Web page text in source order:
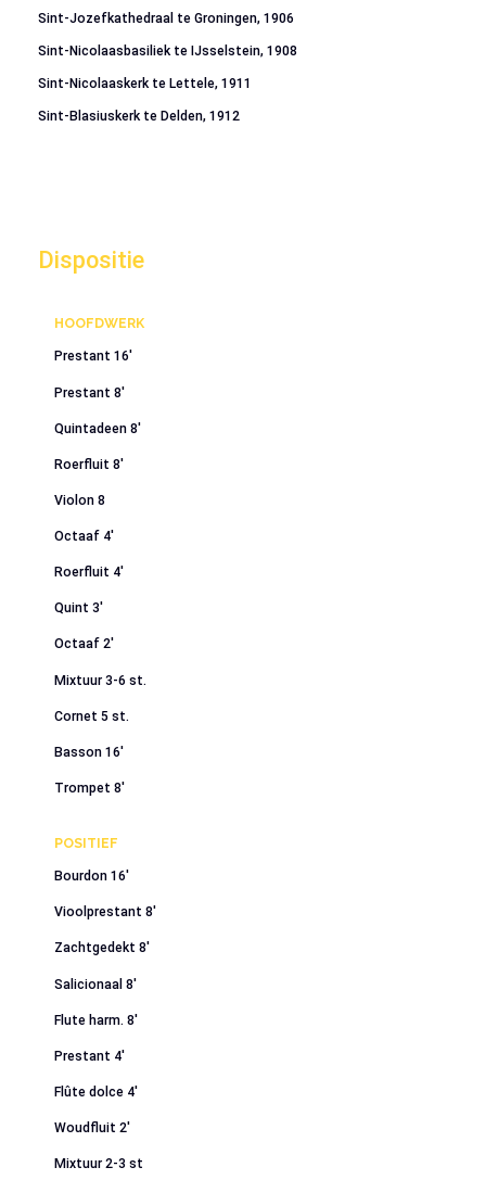
Sint-Jozefkathedraal te Groningen, 1906
Sint-Nicolaasbasiliek te IJsselstein, 1908
Sint-Nicolaaskerk te Lettele, 1911
Sint-Blasiuskerk te Delden, 1912
Dispositie
HOOFDWERK
Prestant 16′
Prestant 8′
Quintadeen 8′
Roerfluit 8′
Violon 8
Octaaf 4′
Roerfluit 4′
Quint 3′
Octaaf 2′
Mixtuur 3-6 st.
Cornet 5 st.
Basson 16′
Trompet 8′
POSITIEF
Bourdon 16′
Vioolprestant 8′
Zachtgedekt 8′
Salicionaal 8′
Flute harm. 8′
Prestant 4′
Flûte dolce 4′
Woudfluit 2′
Mixtuur 2-3 st